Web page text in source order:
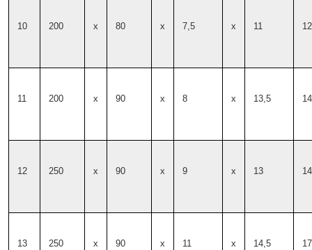
10 200 x 80 x 7,5 x 11 12
11 200 x 90 x 8 x 13,5 14
12 250 x 90 x 9 x 13 14
13 250 x 90 x 11 x 14,5 17